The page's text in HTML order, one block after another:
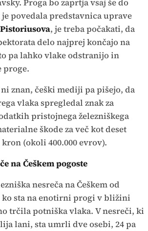
Proga bo zaprtja vsaj še do
je povedala predstavnica uprave
, je treba počakati, da
delo najprej končajo na
pa lahko vlake odstranijo in
proge.
znan, češki mediji pa pišejo, da
vlaka spregledal znak za
pristojnega železniškega
škode za več kot deset
(okoli 400.000 evrov).
na Češkem pogoste
nesreča na Češkem od
ko sta na enotirni progi v bližini
trčila potniška vlaka. V nesreči, ki
lani, sta umrli dve osebi, 24 pa